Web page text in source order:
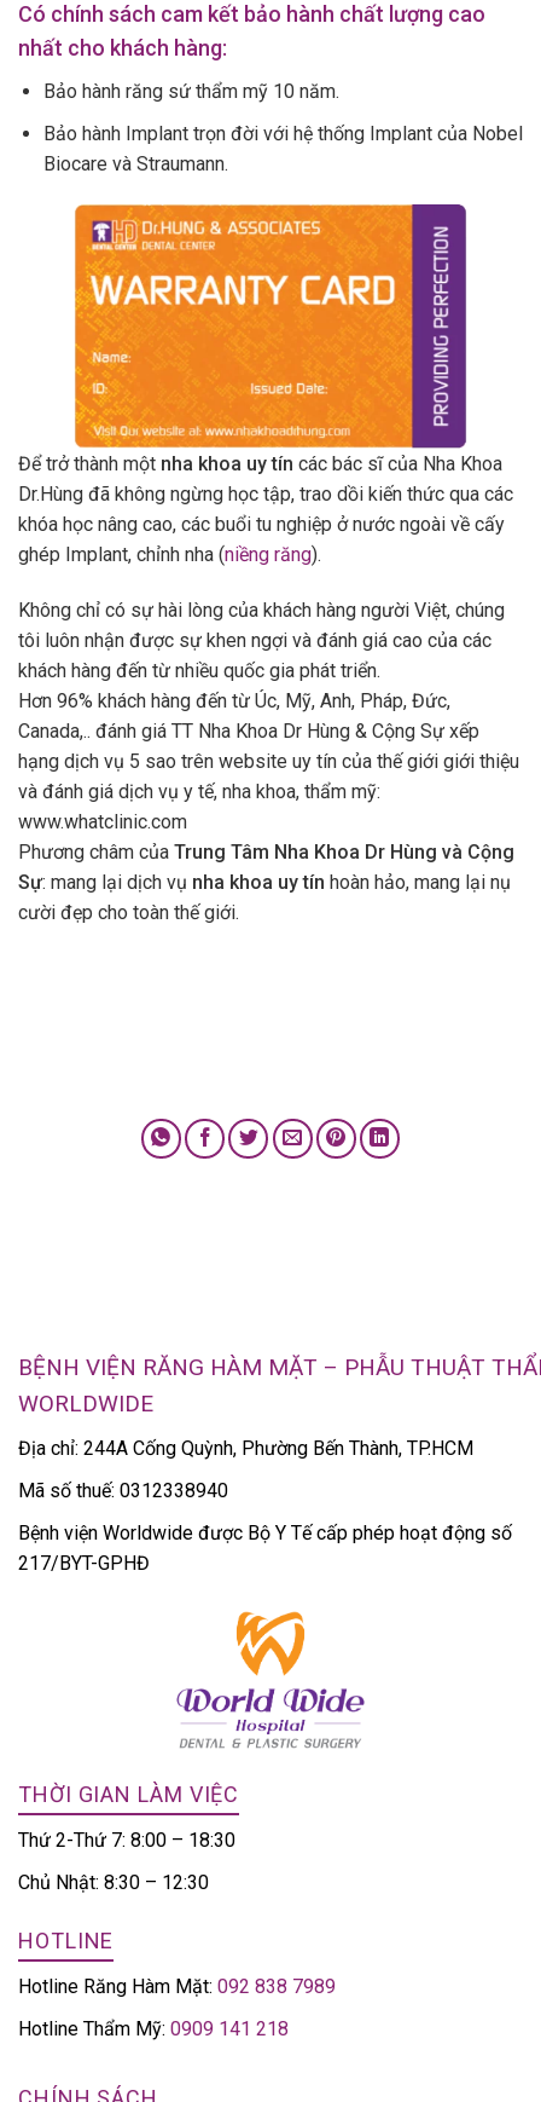
Có chính sách cam kết bảo hành chất lượng cao
nhất cho khách hàng:
Bảo hành răng sứ thẩm mỹ 10 năm.
Bảo hành Implant trọn đời với hệ thống Implant của Nobel
Biocare và Straumann.
Để trở thành một nha khoa uy tín các bác sĩ của Nha Khoa
Dr.Hùng đã không ngừng học tập, trao dồi kiến thức qua các
khóa học nâng cao, các buổi tu nghiệp ở nước ngoài về cấy
ghép Implant, chỉnh nha (niềng răng).
Không chỉ có sự hài lòng của khách hàng người Việt, chúng
tôi luôn nhận được sự khen ngợi và đánh giá cao của các
khách hàng đến từ nhiều quốc gia phát triển.
Hơn 96% khách hàng đến từ Úc, Mỹ, Anh, Pháp, Đức,
Canada,.. đánh giá TT Nha Khoa Dr Hùng & Cộng Sự xếp
hạng dịch vụ 5 sao trên website uy tín của thế giới giới thiệu
và đánh giá dịch vụ y tế, nha khoa, thẩm mỹ:
www.whatclinic.com
Phương châm của Trung Tâm Nha Khoa Dr Hùng và Cộng
Sự: mang lại dịch vụ nha khoa uy tín hoàn hảo, mang lại nụ
cười đẹp cho toàn thế giới.
BỆNH VIỆN RĂNG HÀM MẶT – PHẪU THUẬT
WORLDWIDE
Địa chỉ: 244A Cống Quỳnh, Phường Bến Thành, TP.HCM
Mã số thuế: 0312338940
Bệnh viện Worldwide được Bộ Y Tế cấp phép hoạt động số
217/BYT-GPHĐ
THỜI GIAN LÀM VIỆC
Thứ 2-Thứ 7: 8:00 – 18:30
Chủ Nhật: 8:30 – 12:30
HOTLINE
Hotline Răng Hàm Mặt: 092 838 7989
Hotline Thẩm Mỹ: 0909 141 218